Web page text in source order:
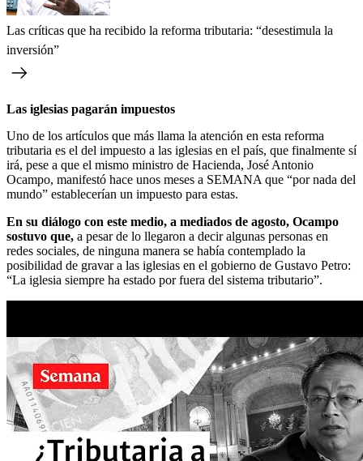
Las críticas que ha recibido la reforma tributaria: “desestimula la
inversión”
Las iglesias pagarán impuestos
Uno de los artículos que más llama la atención en esta reforma
tributaria es el del impuesto a las iglesias en el país, que finalmente sí
irá, pese a que el mismo ministro de Hacienda, José Antonio
Ocampo, manifestó hace unos meses a SEMANA que “por nada del
mundo” establecerían un impuesto para estas.
En su diálogo con este medio, a mediados de agosto, Ocampo
sostuvo que, a pesar de lo llegaron a decir algunas personas en
redes sociales, de ninguna manera se había contemplado la
posibilidad de gravar a las iglesias en el gobierno de Gustavo Petro:
“La iglesia siempre ha estado por fuera del sistema tributario”.